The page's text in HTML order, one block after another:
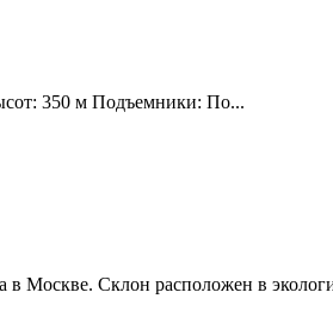
350 м Подъемники: По...
Москве. Склон расположен в